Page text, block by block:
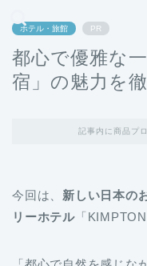
ホテル・旅館 PR
都心で優雅な
宿」の魅力を徹
記事内に商品プ
今回は、 新しい日本の
リーホテル「